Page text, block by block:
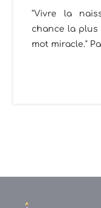
"Vivre la
chance la
mot miracle."